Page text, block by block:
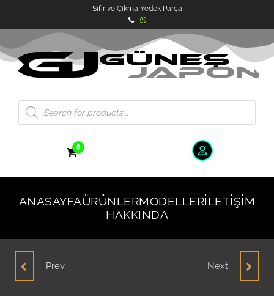
Sıfır ve Çıkma Yedek Parça
0
ANASAYFAÜRÜNLERMODELLERİLETIŞIM
HAKKINDA
HYUNDAİ İ20 ÖN
Prev HYUNDAİ İ20 ARKA
Next